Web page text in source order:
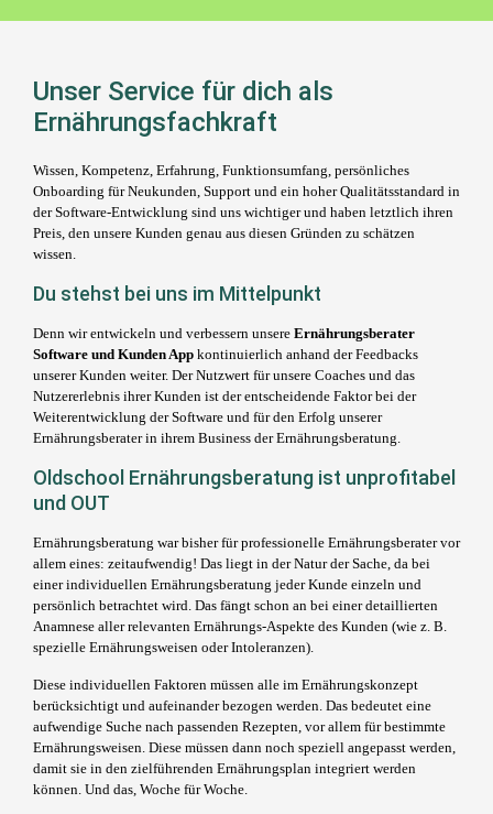
Unser Service für dich als
Ernährungsfachkraft
Wissen, Kompetenz, Erfahrung, Funktionsumfang, persönliches
Onboarding für Neukunden, Support und ein hoher Qualitätsstandard in
der Software-Entwicklung sind uns wichtiger und haben letztlich ihren
Preis, den unsere Kunden genau aus diesen Gründen zu schätzen
wissen.
Du stehst bei uns im Mittelpunkt
Denn wir entwickeln und verbessern unsere Ernährungsberater
Software und Kunden App kontinuierlich anhand der Feedbacks
unserer Kunden weiter. Der Nutzwert für unsere Coaches und das
Nutzererlebnis ihrer Kunden ist der entscheidende Faktor bei der
Weiterentwicklung der Software und für den Erfolg unserer
Ernährungsberater in ihrem Business der Ernährungsberatung.
Oldschool Ernährungsberatung ist unprofitabel
und OUT
Ernährungsberatung war bisher für professionelle Ernährungsberater vor
allem eines: zeitaufwendig! Das liegt in der Natur der Sache, da bei
einer individuellen Ernährungsberatung jeder Kunde einzeln und
persönlich betrachtet wird. Das fängt schon an bei einer detaillierten
Anamnese aller relevanten Ernährungs-Aspekte des Kunden (wie z. B.
spezielle Ernährungsweisen oder Intoleranzen).
Diese individuellen Faktoren müssen alle im Ernährungskonzept
berücksichtigt und aufeinander bezogen werden. Das bedeutet eine
aufwendige Suche nach passenden Rezepten, vor allem für bestimmte
Ernährungsweisen. Diese müssen dann noch speziell angepasst werden,
damit sie in den zielführenden Ernährungsplan integriert werden
können. Und das, Woche für Woche.